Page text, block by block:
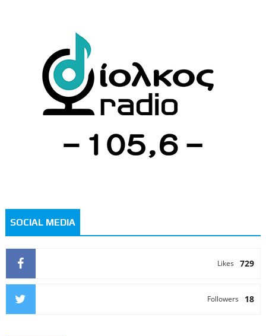
SOCIAL MEDIA
729
Likes
18
Followers